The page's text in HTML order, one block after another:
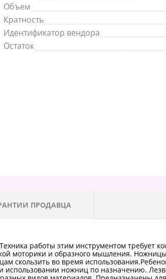
Объем
Кратность
Идентификатор вендора
Остаток
ПРОДАВЦА
работы этим инструментом требует
моторики и образного мышления.
скользить во время
использовании ножниц по назначению.